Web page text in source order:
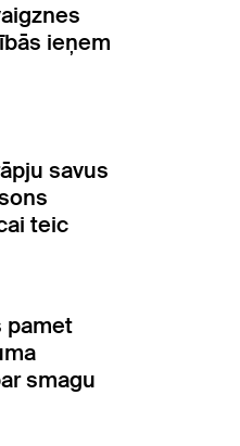
ieņem
savus
teic
pamet
smagu